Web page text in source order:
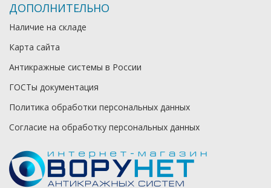
ДОПОЛНИТЕЛЬНО
Наличие на складе
Карта сайта
Антикражные системы в России
ГОСТы документация
Политика обработки персональных данных
Согласие на обработку персональных данных